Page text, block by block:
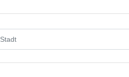
Stadt